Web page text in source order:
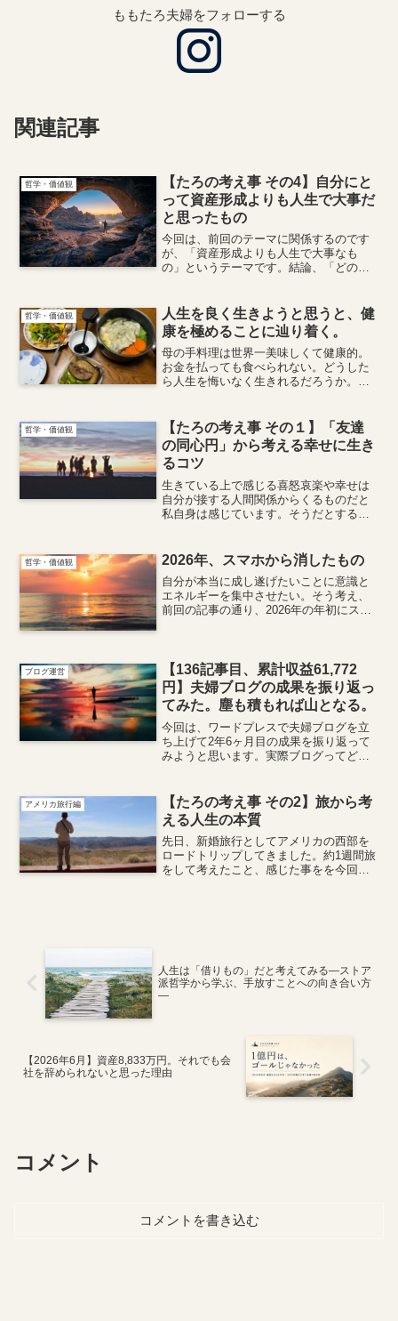
ももたろ夫婦をフォローする
関連記事
哲学・価値観
【たろの考え事 その4】自分にと
って資産形成よりも人生で大事だ
と思ったもの
今回は、前回のテーマに関係するのです
が、「資産形成よりも人生で大事なも
の」というテーマです。結論、「どのよ
哲学・価値観
人生を良く生きようと思うと、健
康を極めることに辿り着く。
母の手料理は世界一美味しくて健康的。
お金を払っても食べられない。どうした
ら人生を悔いなく生きれるだろうか。
うかと、いつも考えながら生きていま
す。19歳、アメリカ留学中に...
哲学・価値観
【たろの考え事 その１】「友達
の同心円」から考える幸せに生き
るコツ
生きている上で感じる喜怒哀楽や幸せは
自分が接する人間関係からくるものだと
私自身は感じています。そうだとすると
いかと思っていました。
哲学・価値観 2026年、スマホから消したもの
自分が本当に成し遂げたいことに意識と
エネルギーを集中させたい。そう考え、
前回の記事の通り、2026年の年初にスマ
ブログ運営
【136記事目、累計収益61,772
円】夫婦ブログの成果を振り返っ
てみた。塵も積もれば山となる。
今回は、ワードプレスで夫婦ブログを立
ち上げて2年6ヶ月目の成果を振り返って
みようと思います。実際ブログってどれ
ただければと思います。マイペースに楽
しく続けることが大事。続けられなけれ
ば成果が出ないですからね。
アメリカ旅行編
【たろの考え事 その2】旅から考
える人生の本質
先日、新婚旅行としてアメリカの西部を
ロードトリップしてきました。約1週間旅
をして考えたこと、感じた事をを今回は
人生は「借りもの」だと考えてみる―ストア
派哲学から学ぶ、手放すことへの向き合い方
―
【2026年6月】資産8,833万円。それでも会
社を辞められないと思った理由
コメント
コメントを書き込む